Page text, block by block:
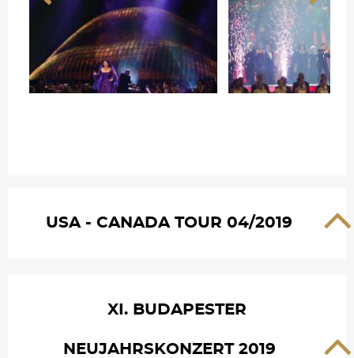
USA - CANADA TOUR 04/2019
XI. BUDAPESTER
NEUJAHRSKONZERT 2019